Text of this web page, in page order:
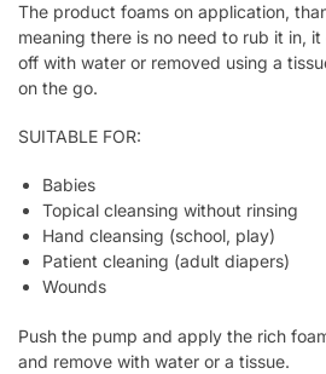
The product foams on application,
meaning there is no need to rub it in,
off with water or removed using a
on the go.
SUITABLE FOR:
Babies
Topical cleansing without rinsing
Hand cleansing (school, play)
Patient cleaning (adult diapers)
Wounds
Push the pump and apply the rich
and remove with water or a tissue.